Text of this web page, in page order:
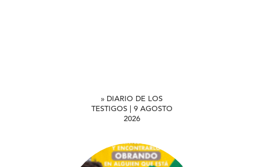
» DIARIO DE LOS
TESTIGOS | 9 AGOSTO
2026